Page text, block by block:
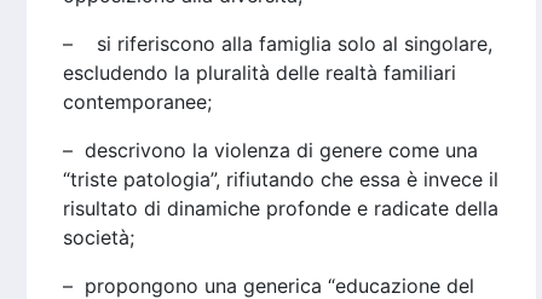
– si riferiscono alla famiglia solo al singolare,
escludendo la pluralità delle realtà familiari
contemporanee;
– descrivono la violenza di genere come una
“triste patologia”, rifiutando che essa è invece il
risultato di dinamiche profonde e radicate della
società;
– propongono una generica “educazione del